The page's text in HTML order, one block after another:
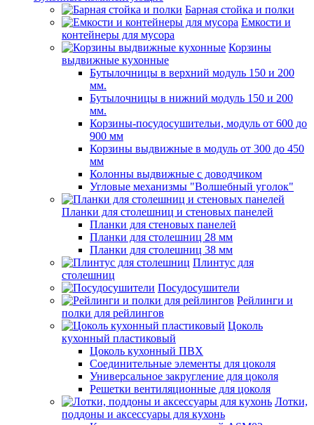
Барная стойка и полки
Емкости и
контейнеры для мусора
Корзины
выдвижные кухонные
Бутылочницы в верхний модуль 150 и 200
мм.
Бутылочницы в нижний модуль 150 и 200
мм.
Корзины-посудосушительи, модуль от 600 до
900 мм
Корзины выдвижные в модуль от 300 до 450
мм
Колонны выдвижные с доводчиком
Угловые механизмы "Волшебный уголок"
Планки для столешниц и стеновых панелей
Планки для стеновых панелей
Планки для столешниц 28 мм
Планки для столешниц 38 мм
Плинтус для
столешниц
Посудосушители
Рейлинги и
полки для рейлингов
Цоколь
кухонный пластиковый
Цоколь кухонный ПВХ
Соединительные элементы для цоколя
Универсальное закругление для цоколя
Решетки вентиляционные для цоколя
Лотки,
поддоны и аксессуары для кухонь